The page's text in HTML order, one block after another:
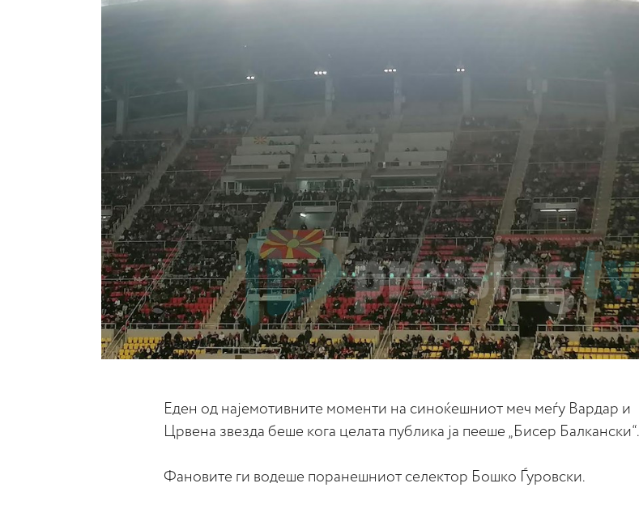
Еден од најемотивните моменти на синоќешниот меч меѓу Вардар и
Црвена звезда беше кога целата публика ја пееше „Бисер Балкански“.
Фановите ги водеше поранешниот селектор Бошко Ѓуровски.